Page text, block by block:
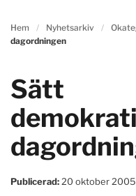
Hem Nyhetsarkiv
dagordningen
Sätt
Publicerad: 20 oktober 2005